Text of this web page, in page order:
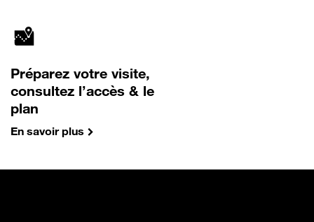
Préparez votre visite,
consultez l’accès & le
plan
En savoir plus